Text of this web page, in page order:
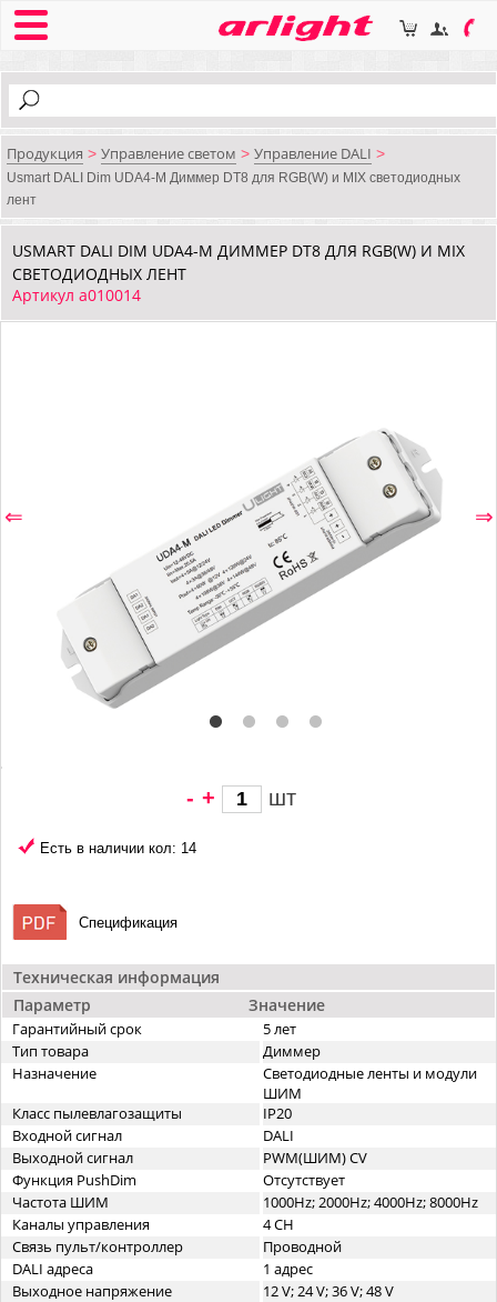
Продукция > Управление светом > Управление DALI >
Usmart DALI Dim UDA4-M Диммер DT8 для RGB(W) и MIX светодиодных
лент
USMART DALI DIM UDA4-M ДИММЕР DT8 ДЛЯ RGB(W) И MIX
СВЕТОДИОДНЫХ ЛЕНТ
Артикул a010014
⇐ ⇒
Техническая информация
Параметр
Значение
Гарантийный срок
5 лет
Тип товара
Диммер
Назначение
Светодиодные ленты и модули
ШИМ
Класс пылевлагозащиты
IP20
Входной сигнал
DALI
Выходной сигнал
PWM(ШИМ) CV
Функция PushDim
Отсутствует
Частота ШИМ
1000Hz; 2000Hz; 4000Hz; 8000Hz
Каналы управления
4 CH
Связь пульт/контроллер
Проводной
DALI адреса
1 адрес
Выходное напряжение
12 V; 24 V; 36 V; 48 V
- + шт
Есть в наличии кол: 14
Спецификация